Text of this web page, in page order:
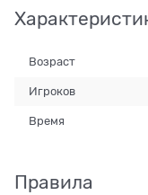
Возраст
Игроков
Время
Правила